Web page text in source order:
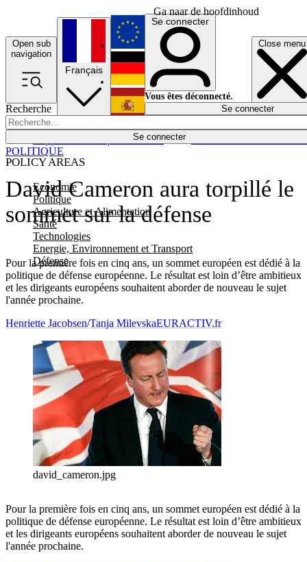
Ga naar de hoofdinhoud
Open sub
navigation
Close menu
Recherche
Se connecter
POLICY AREAS
Economie
Politique
Agriculture et Alimentation
Santé
Technologies
Energie, Environnement et Transport
Défense
Économie
Français
English
Deutsch
Español
Se connecter
Vous êtes déconnecté.
Se connecter
David Cameron aura torpillé le
sommet sur la défense
Pour la première fois en cinq ans, un sommet européen est dédié à la
politique de défense européenne. Le résultat est loin d’être ambitieux
et les dirigeants européens souhaitent aborder de nouveau le sujet
l'année prochaine.
POLITIQUE
Henriette Jacobsen/Tanja MilevskaEURACTIV.fr
david_cameron.jpg
Pour la première fois en cinq ans, un sommet européen est dédié à la
politique de défense européenne. Le résultat est loin d’être ambitieux
et les dirigeants européens souhaitent aborder de nouveau le sujet
l'année prochaine.